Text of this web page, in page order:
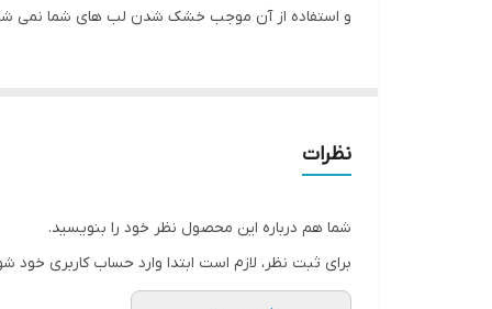
و استفاده از آن موجب خشک شدن لب های شما نمی
نظرات
شما هم درباره این محصول نظر خود را بنویسید.
برای ثبت نظر، لازم است ابتدا وارد حساب کاربری خود